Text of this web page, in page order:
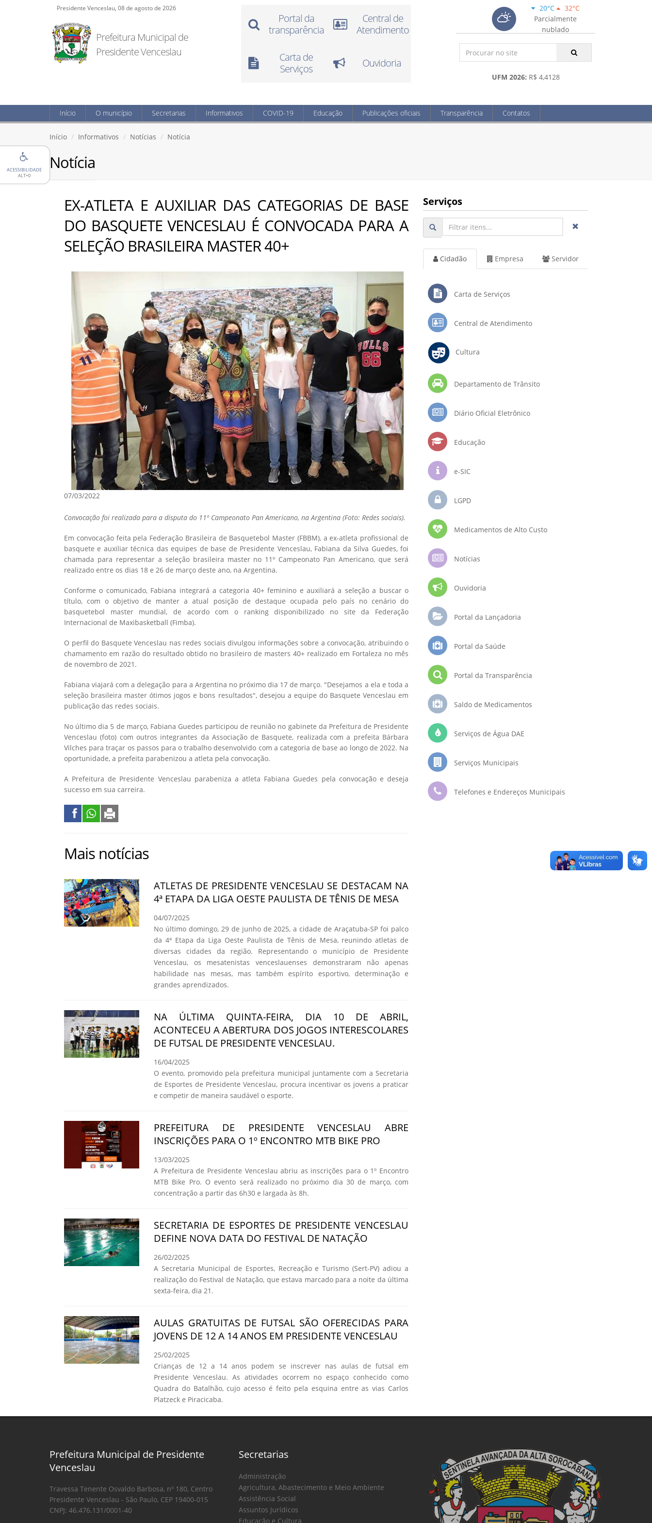
ACESSIBILIDADE
ALT+0
Presidente Venceslau, 08 de agosto de 2026
Prefeitura Municipal de
Presidente Venceslau
Portal da
transparência
Central de
Atendimento
Carta de
Serviços
Ouvidoria
20°C
32°C
Parcialmente
nublado
UFM 2026: R$ 4,4128
Início O município Secretarias Informativos COVID-19 Educação Publicações oficiais Transparência Contatos
Início Informativos Notícias Notícia
Notícia
EX-ATLETA E AUXILIAR DAS CATEGORIAS DE BASE
DO BASQUETE VENCESLAU É CONVOCADA PARA A
SELEÇÃO BRASILEIRA MASTER 40+
07/03/2022
Convocação foi realizada para a disputa do 11º Campeonato Pan Americano, na Argentina (Foto: Redes sociais).
Em convocação feita pela Federação Brasileira de Basquetebol Master (FBBM), a ex-atleta profissional de
basquete e auxiliar técnica das equipes de base de Presidente Venceslau, Fabiana da Silva Guedes, foi
chamada para representar a seleção brasileira master no 11º Campeonato Pan Americano, que será
realizado entre os dias 18 e 26 de março deste ano, na Argentina.
Conforme o comunicado, Fabiana integrará a categoria 40+ feminino e auxiliará a seleção a buscar o
título, com o objetivo de manter a atual posição de destaque ocupada pelo país no cenário do
basquetebol master mundial, de acordo com o ranking disponibilizado no site da Federação
Internacional de Maxibasketball (Fimba).
O perfil do Basquete Venceslau nas redes sociais divulgou informações sobre a convocação, atribuindo o
chamamento em razão do resultado obtido no brasileiro de masters 40+ realizado em Fortaleza no mês
de novembro de 2021.
Fabiana viajará com a delegação para a Argentina no próximo dia 17 de março. "Desejamos a ela e toda a
seleção brasileira master ótimos jogos e bons resultados", desejou a equipe do Basquete Venceslau em
publicação das redes sociais.
No último dia 5 de março, Fabiana Guedes participou de reunião no gabinete da Prefeitura de Presidente
Venceslau (foto) com outros integrantes da Associação de Basquete, realizada com a prefeita Bárbara
Vilches para traçar os passos para o trabalho desenvolvido com a categoria de base ao longo de 2022. Na
oportunidade, a prefeita parabenizou a atleta pela convocação.
A Prefeitura de Presidente Venceslau parabeniza a atleta Fabiana Guedes pela convocação e deseja
sucesso em sua carreira.
Mais notícias
ATLETAS DE PRESIDENTE VENCESLAU SE DESTACAM NA
4ª ETAPA DA LIGA OESTE PAULISTA DE TÊNIS DE MESA
04/07/2025
No último domingo, 29 de junho de 2025, a cidade de Araçatuba-SP foi palco
da 4ª Etapa da Liga Oeste Paulista de Tênis de Mesa, reunindo atletas de
diversas cidades da região. Representando o município de Presidente
Venceslau, os mesatenistas venceslauenses demonstraram não apenas
habilidade nas mesas, mas também espírito esportivo, determinação e
grandes aprendizados.
NA ÚLTIMA QUINTA-FEIRA, DIA 10 DE ABRIL,
ACONTECEU A ABERTURA DOS JOGOS INTERESCOLARES
DE FUTSAL DE PRESIDENTE VENCESLAU.
16/04/2025
O evento, promovido pela prefeitura municipal juntamente com a Secretaria
de Esportes de Presidente Venceslau, procura incentivar os jovens a praticar
e competir de maneira saudável o esporte.
PREFEITURA DE PRESIDENTE VENCESLAU ABRE
INSCRIÇÕES PARA O 1º ENCONTRO MTB BIKE PRO
13/03/2025
A Prefeitura de Presidente Venceslau abriu as inscrições para o 1º Encontro
MTB Bike Pro. O evento será realizado no próximo dia 30 de março, com
concentração a partir das 6h30 e largada às 8h.
SECRETARIA DE ESPORTES DE PRESIDENTE VENCESLAU
DEFINE NOVA DATA DO FESTIVAL DE NATAÇÃO
26/02/2025
A Secretaria Municipal de Esportes, Recreação e Turismo (Sert-PV) adiou a
realização do Festival de Natação, que estava marcado para a noite da última
sexta-feira, dia 21.
AULAS GRATUITAS DE FUTSAL SÃO OFERECIDAS PARA
JOVENS DE 12 A 14 ANOS EM PRESIDENTE VENCESLAU
25/02/2025
Crianças de 12 a 14 anos podem se inscrever nas aulas de futsal em
Presidente Venceslau. As atividades ocorrem no espaço conhecido como
Quadra do Batalhão, cujo acesso é feito pela esquina entre as vias Carlos
Platzeck e Piracicaba.
Serviços
Cidadão Empresa Servidor
Carta de Serviços
Central de Atendimento
Cultura
Departamento de Trânsito
Diário Oficial Eletrônico
Educação
e-SIC
LGPD
Medicamentos de Alto Custo
Notícias
Ouvidoria
Portal da Lançadoria
Portal da Saúde
Portal da Transparência
Saldo de Medicamentos
Serviços de Água DAE
Serviços Municipais
Telefones e Endereços Municipais
Prefeitura Municipal de Presidente
Venceslau
Travessa Tenente Osvaldo Barbosa, nº 180, Centro
Presidente Venceslau - São Paulo, CEP 19400-015
CNPJ: 46.476.131/0001-40
Secretarias
Administração
Agricultura, Abastecimento e Meio Ambiente
Assistência Social
Assuntos Jurídicos
Educação e Cultura